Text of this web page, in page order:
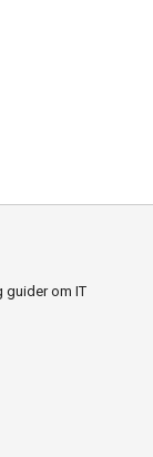
guider om IT